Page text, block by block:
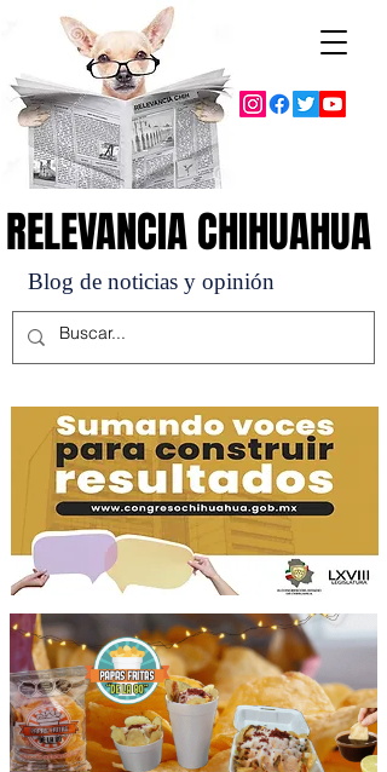
Blog de noticias y opinión
RELEVANCIA CHIHUAHUA
RELEVANCIA CHIHUAHUA